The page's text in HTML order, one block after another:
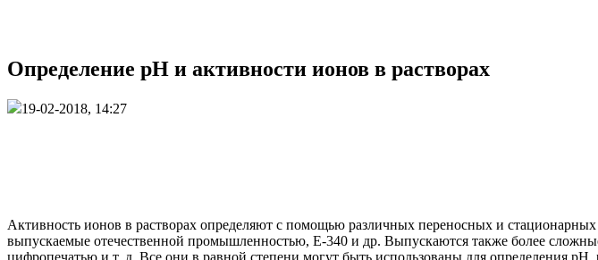
Определение рН и активности ионов в растворах
19-02-2018, 14:27
Активность ионов в растворах определяют с помощью различных переносных и
выпускаемые отечественной промышленностью, Е-340 и др. Выпускаются также более
цифропечатью и т. д. Все они в равной степени могут быть использованы для определения